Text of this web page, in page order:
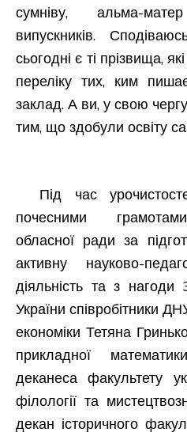
сумніву, альма-
випускників.
сьогодні є ті прізвища,
переліку тих, ким
заклад. А ви, у свою
тим, що здобули освіту
Під час
почесними
обласної ради за
активну науково-
діяльність та з нагоди
України співробітники
економіки Тетяна
прикладної
деканеса факультету
філології та
декан історичного